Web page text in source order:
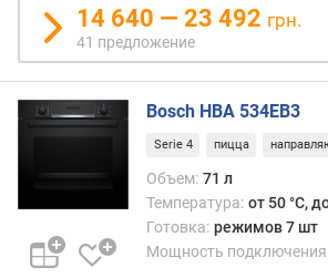
е
с
т
в
у
п
е
о
ж
14 640 — 23 492 грн.
41 предложение
Bosch HBA 534EB3
Serie 4 пицца
Объем: 71 л
Температура: от 50 °C,
Готовка: режимов 7 шт
Мощность